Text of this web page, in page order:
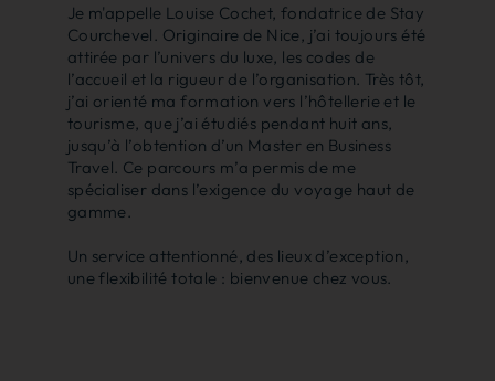
Je m'appelle Louise Cochet, fondatrice de Stay
Courchevel. Originaire de Nice, j’ai toujours été
attirée par l’univers du luxe, les codes de
l’accueil et la rigueur de l’organisation. Très tôt,
j’ai orienté ma formation vers l’hôtellerie et le
tourisme, que j’ai étudiés pendant huit ans,
jusqu’à l’obtention d’un Master en Business
Travel. Ce parcours m’a permis de me
spécialiser dans l’exigence du voyage haut de
gamme.
Un service attentionné, des lieux d’exception,
une flexibilité totale : bienvenue chez vous.